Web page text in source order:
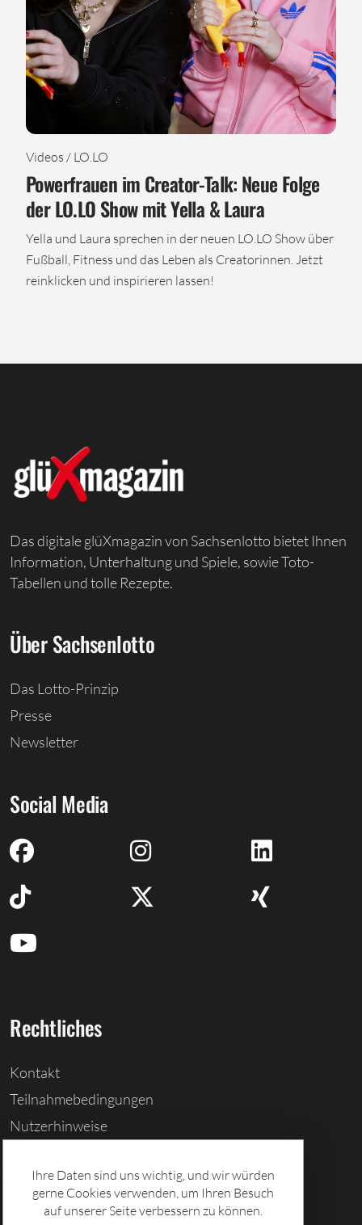
Videos / LO.LO
Powerfrauen im Creator-Talk: Neue Folge
der LO.LO Show mit Yella & Laura
Yella und Laura sprechen in der neuen LO.LO Show über
Fußball, Fitness und das Leben als Creatorinnen. Jetzt
reinklicken und inspirieren lassen!
Das digitale glüXmagazin von Sachsenlotto bietet Ihnen
Information, Unterhaltung und Spiele, sowie Toto-
Tabellen und tolle Rezepte.
Über Sachsenlotto
Das Lotto-Prinzip
Presse
Newsletter
Social Media
Rechtliches
Kontakt
Teilnahmebedingungen
Nutzerhinweise
Cookies löschen
Datenschutz
Ihre Daten sind uns wichtig, und wir würden
gerne Cookies verwenden, um Ihren Besuch
auf unserer Seite verbessern zu können.